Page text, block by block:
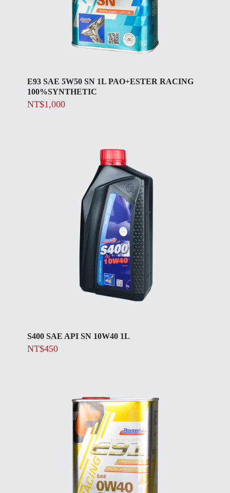
E93 SAE 5W50 SN 1L PAO+ESTER RACING
100%SYNTHETIC
NT$1,000
S400 SAE API SN 10W40 1L
NT$450